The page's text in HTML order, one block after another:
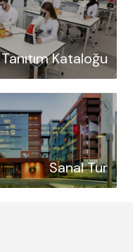
Tanıtım Kataloğu
Sanal Tur